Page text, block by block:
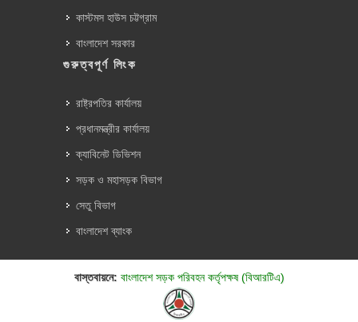
কাস্টমস হাউস চট্টগ্রাম
বাংলাদেশ সরকার
গুরুত্বপূর্ণ লিংক
রাষ্ট্রপতির কার্যালয়
প্রধানমন্ত্রীর কার্যালয়
ক্যাবিনেট ডিভিশন
সড়ক ও মহাসড়ক বিভাগ
সেতু বিভাগ
বাংলাদেশ ব্যাংক
বাস্তবায়নে: বাংলাদেশ সড়ক পরিবহন কর্তৃপক্ষ (বিআরটিএ)